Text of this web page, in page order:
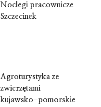
Noclegi pracownicze
Szczecinek
Agroturystyka ze
zwierzętami
kujawsko-pomorskie